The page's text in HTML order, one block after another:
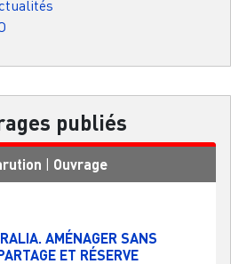
publiés
| Ouvrage
AMÉNAGER SANS
ET RÉSERVE